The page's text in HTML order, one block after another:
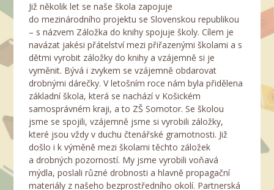
Již několik let se naše škola zapojuje
do mezinárodního projektu se Slovenskou republikou
– s názvem Záložka do knihy spojuje školy. Cílem je
navázat jakési přátelství mezi přiřazenými školami a s
dětmi vyrobit záložky do knihy a vzájemně si je
vyměnit. Bývá i zvykem se vzájemně obdarovat
drobnými dárečky. V letošním roce nám byla přidělena
základní škola, která se nachází v Košickém
samosprávném kraji, a to ZŠ Somotor. Se školou
jsme se spojili, vzájemně jsme si vyrobili záložky,
které jsou vždy v duchu čtenářské gramotnosti. Již
došlo i k výměně mezi školami těchto záložek
a drobných pozorností. My jsme vyrobili voňavá
mýdla, poslali různé drobnosti a hlavně propagační
materiály z našeho bezprostředního okolí. Partnerská